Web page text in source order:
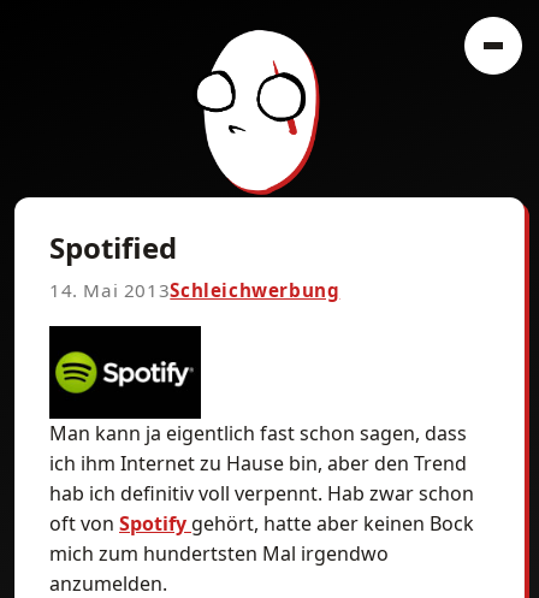
Spotified
14. Mai 2013Schleichwerbung
Man kann ja eigentlich fast schon sagen, dass
ich ihm Internet zu Hause bin, aber den Trend
hab ich definitiv voll verpennt. Hab zwar schon
oft von Spotify gehört, hatte aber keinen Bock
mich zum hundertsten Mal irgendwo
anzumelden.